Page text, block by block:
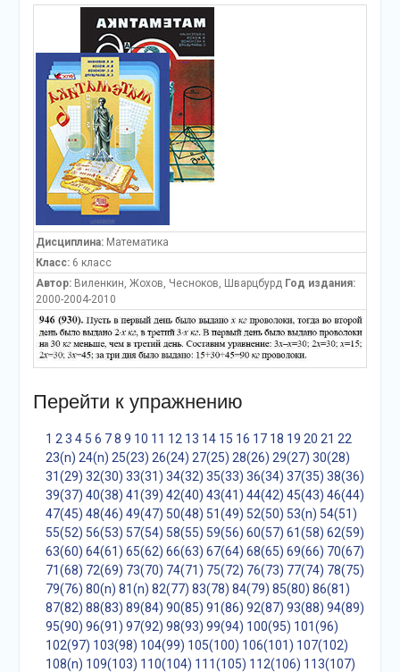
Дисциплина:Математика
Класс:6 класс
Автор:Виленкин, Жохов, Чесноков, Шварцбурд Год издания:
2000-2004-2010
Перейти к упражнению
1 2 3 4 5 6 7 8 9 10 11 12 13 14 15 16 17 18 19 20 21 22
23(n) 24(n) 25(23) 26(24) 27(25) 28(26) 29(27) 30(28)
31(29) 32(30) 33(31) 34(32) 35(33) 36(34) 37(35) 38(36)
39(37) 40(38) 41(39) 42(40) 43(41) 44(42) 45(43) 46(44)
47(45) 48(46) 49(47) 50(48) 51(49) 52(50) 53(n) 54(51)
55(52) 56(53) 57(54) 58(55) 59(56) 60(57) 61(58) 62(59)
63(60) 64(61) 65(62) 66(63) 67(64) 68(65) 69(66) 70(67)
71(68) 72(69) 73(70) 74(71) 75(72) 76(73) 77(74) 78(75)
79(76) 80(n) 81(n) 82(77) 83(78) 84(79) 85(80) 86(81)
87(82) 88(83) 89(84) 90(85) 91(86) 92(87) 93(88) 94(89)
95(90) 96(91) 97(92) 98(93) 99(94) 100(95) 101(96)
102(97) 103(98) 104(99) 105(100) 106(101) 107(102)
108(n) 109(103) 110(104) 111(105) 112(106) 113(107)